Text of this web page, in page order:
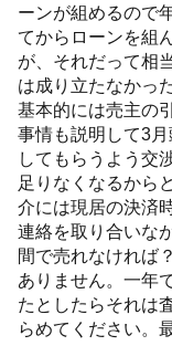
ーンが組めるので
てからローンを組
が、それだって相
は成り立たなかっ
基本的には売主の
事情も説明して3
してもらうよう交
足りなくなるから
介には現居の決済
連絡を取り合いな
間で売れなければ
ありません。一年
たとしたらそれは
らめてください。